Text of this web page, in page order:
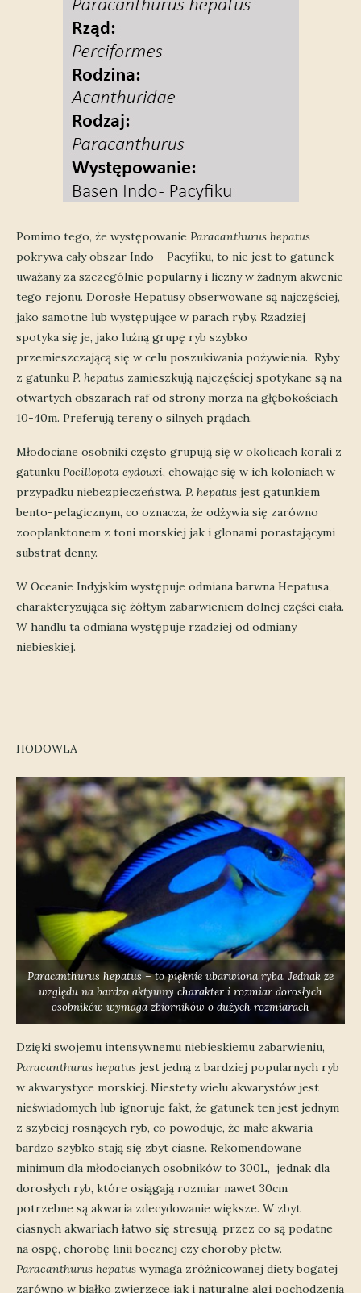
Pomimo tego, że występowanie Paracanthurus hepatus
pokrywa cały obszar Indo – Pacyfiku, to nie jest to gatunek
uważany za szczególnie popularny i liczny w żadnym akwenie
tego rejonu. Dorosłe Hepatusy obserwowane są najczęściej,
jako samotne lub występujące w parach ryby. Rzadziej
spotyka się je, jako luźną grupę ryb szybko
przemieszczającą się w celu poszukiwania pożywienia. Ryby
z gatunku P. hepatus zamieszkują najczęściej spotykane są na
otwartych obszarach raf od strony morza na głębokościach
10-40m. Preferują tereny o silnych prądach.
Młodociane osobniki często grupują się w okolicach korali z
gatunku Pocillopota eydouxi, chowając się w ich koloniach w
przypadku niebezpieczeństwa. P. hepatus jest gatunkiem
bento-pelagicznym, co oznacza, że odżywia się zarówno
zooplanktonem z toni morskiej jak i glonami porastającymi
substrat denny.
W Oceanie Indyjskim występuje odmiana barwna Hepatusa,
charakteryzująca się żółtym zabarwieniem dolnej części ciała.
W handlu ta odmiana występuje rzadziej od odmiany
niebieskiej.
HODOWLA
Paracanthurus hepatus – to pięknie ubarwiona ryba. Jednak ze
względu na bardzo aktywny charakter i rozmiar dorosłych
osobników wymaga zbiorników o dużych rozmiarach
Dzięki swojemu intensywnemu niebieskiemu zabarwieniu,
Paracanthurus hepatus jest jedną z bardziej popularnych ryb
w akwarystyce morskiej. Niestety wielu akwarystów jest
nieświadomych lub ignoruje fakt, że gatunek ten jest jednym
z szybciej rosnących ryb, co powoduje, że małe akwaria
bardzo szybko stają się zbyt ciasne. Rekomendowane
minimum dla młodocianych osobników to 300L, jednak dla
dorosłych ryb, które osiągają rozmiar nawet 30cm
potrzebne są akwaria zdecydowanie większe. W zbyt
ciasnych akwariach łatwo się stresują, przez co są podatne
na ospę, chorobę linii bocznej czy choroby płetw.
Paracanthurus hepatus wymaga zróżnicowanej diety bogatej
zarówno w białko zwierzęce jak i naturalne algi pochodzenia